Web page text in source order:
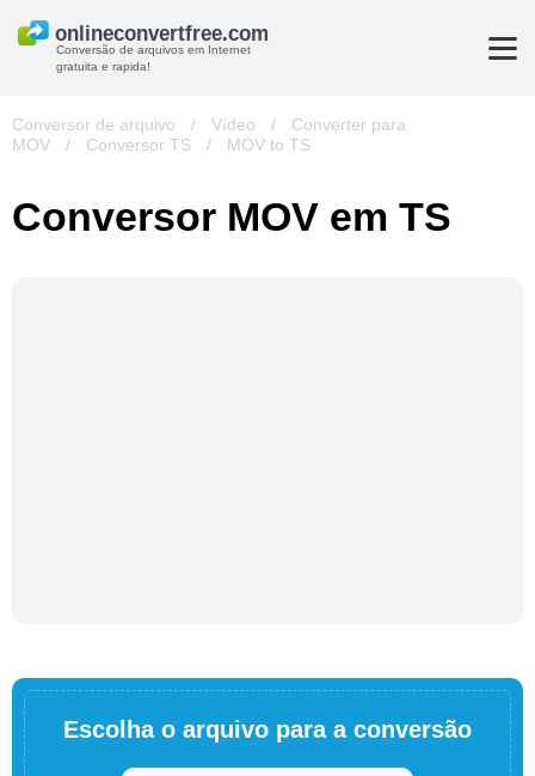
Conversão de arquivos em Internet
gratuita e rapida!
Conversor de arquivo / Vídeo /
Converter para
MOV
/ Conversor TS / MOV to TS
Conversor MOV em TS
Escolha o arquivo para a conversão